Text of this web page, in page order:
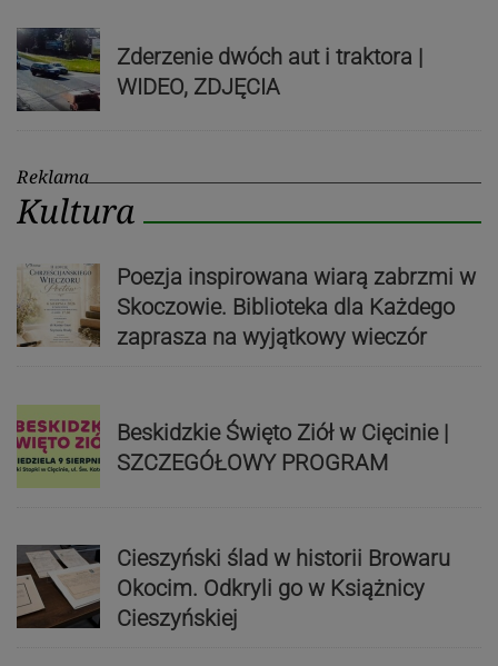
Zderzenie dwóch aut i traktora |
WIDEO, ZDJĘCIA
Reklama
Kultura
Poezja inspirowana wiarą zabrzmi w
Skoczowie. Biblioteka dla Każdego
zaprasza na wyjątkowy wieczór
Beskidzkie Święto Ziół w Cięcinie |
SZCZEGÓŁOWY PROGRAM
Cieszyński ślad w historii Browaru
Okocim. Odkryli go w Książnicy
Cieszyńskiej